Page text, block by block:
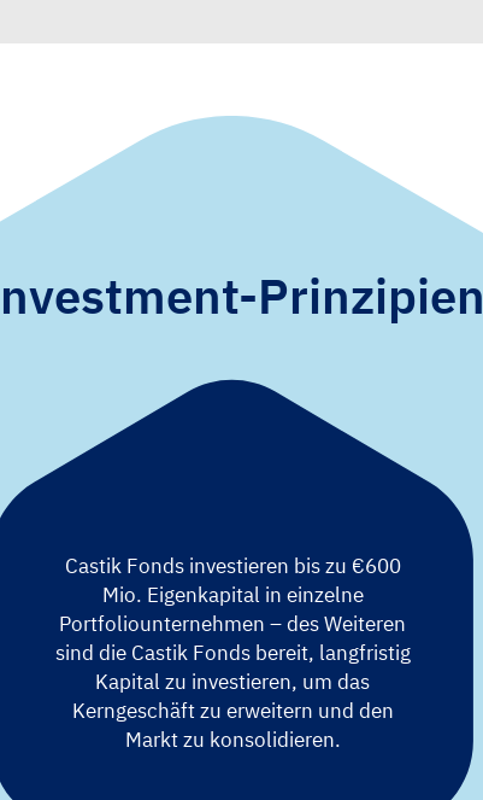
Prinzipien
Castik Fonds investieren bis zu €600
Mio. Eigenkapital in einzelne
Portfoliounternehmen – des Weiteren
sind die Castik Fonds bereit, langfristig
Kapital zu investieren, um das
Kerngeschäft zu erweitern und den
Markt zu konsolidieren.